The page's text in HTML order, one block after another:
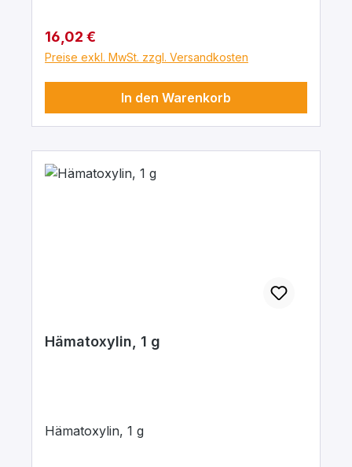
Regulärer Preis:
16,02 €
Preise exkl. MwSt. zzgl. Versandkosten
In den Warenkorb
Hämatoxylin, 1 g
Hämatoxylin, 1 g